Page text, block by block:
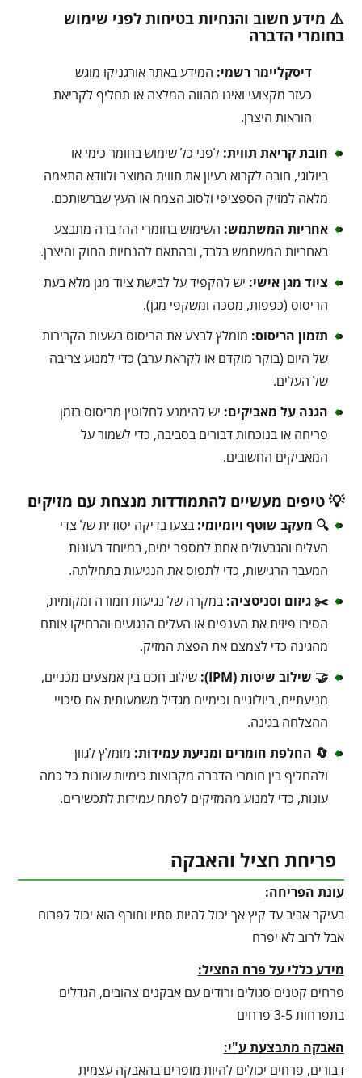
⚠️ מידע חשוב והנחיות בטיחות לפני שימוש
בחומרי הדברה
דיסקליימר רשמי: המידע באתר אורגניקו מוגש
כעזר מקצועי ואינו מהווה המלצה או תחליף לקריאת
הוראות היצרן.
חובת קריאת תווית: לפני כל שימוש בחומר כימי או
ביולוגי, חובה לקרוא בעיון את תווית המוצר ולוודא התאמה
מלאה למזיק הספציפי ולסוג הצמח או העץ שברשותכם.
אחריות המשתמש: השימוש בחומרי ההדברה מתבצע
באחריות המשתמש בלבד, ובהתאם להנחיות החוק והיצרן.
ציוד מגן אישי: יש להקפיד על לבישת ציוד מגן מלא בעת
הריסוס (כפפות, מסכה ומשקפי מגן).
תזמון הריסוס: מומלץ לבצע את הריסוס בשעות הקרירות
של היום (בוקר מוקדם או לקראת ערב) כדי למנוע צריבה
של העלים.
הגנה על מאביקים: יש להימנע לחלוטין מריסוס בזמן
פריחה או בנוכחות דבורים בסביבה, כדי לשמור על
המאביקים החשובים.
💡 טיפים מעשיים להתמודדות מנצחת עם מזיקים
🔍 מעקב שוטף ויומיומי: בצעו בדיקה יסודית של צדי
העלים והגבעולים אחת למספר ימים, במיוחד בעונות
המעבר הרגישות, כדי לתפוס את הנגיעות בתחילתה.
✂️ גיזום וסניטציה: במקרה של נגיעות חמורה ומקומית,
הסירו פיזית את הענפים או העלים הנגועים והרחיקו אותם
מהגינה כדי לצמצם את הפצת המזיק.
🤝 שילוב שיטות (IPM):
שילוב חכם בין אמצעים מכניים,
מניעתיים, ביולוגיים וכימיים מגדיל משמעותית את סיכויי
ההצלחה בגינה.
🔄 החלפת חומרים ומניעת עמידות: מומלץ לגוון
ולהחליף בין חומרי הדברה מקבוצות כימיות שונות כל כמה
עונות, כדי למנוע מהמזיקים לפתח עמידות לתכשירים.
פריחת חציל והאבקה
עונת הפריחה:
בעיקר אביב עד קיץ אך יכול להיות סתיו וחורף הוא יכול לפרוח
אבל לרוב לא יפרח
מידע כללי על פרח החציל:
פרחים קטנים סגולים ורודים עם אבקנים צהובים, הגדלים
בתפרחות 3-5 פרחים
האבקה מתבצעת ע"י:
דבורים, פרחים יכולים להיות מופרים בהאבקה עצמית